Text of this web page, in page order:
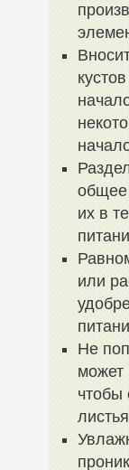
общее
их в
или
Не
может
чтобы